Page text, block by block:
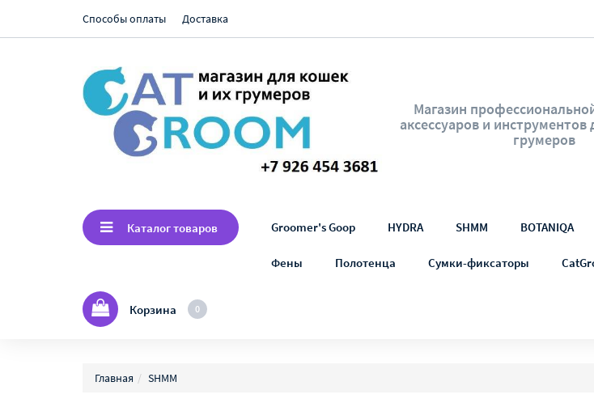
Способы оплаты Доставка
Магазин
аксессуаров и
грумеров
Каталог товаров Groomer's Goop HYDRA SHMM BOTANIQA
Фены Полотенца Сумки-фиксаторы
0
Корзина
Главная SHMM